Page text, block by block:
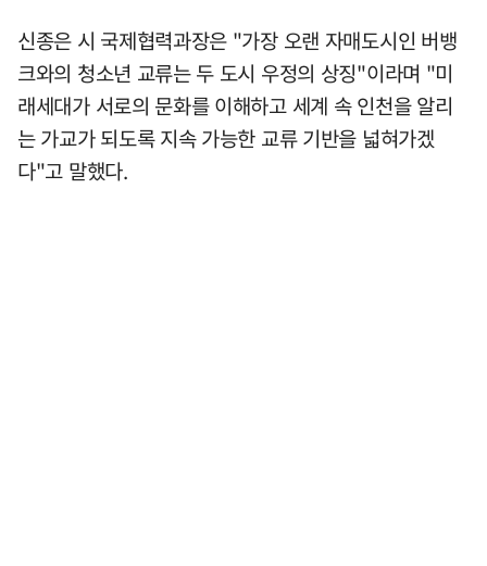
신종은 시 국제협력과장은 "가장 오랜 자매도시인 버뱅
크와의 청소년 교류는 두 도시 우정의 상징"이라며 "미
래세대가 서로의 문화를 이해하고 세계 속 인천을 알리
는 가교가 되도록 지속 가능한 교류 기반을 넓혀가겠
다"고 말했다.